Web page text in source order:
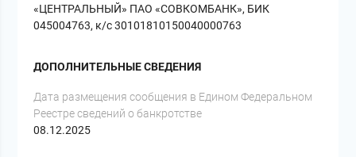
«ЦЕНТРАЛЬНЫЙ» ПАО «СОВКОМБАНК», БИК
045004763, к/с 30101810150040000763
ДОПОЛНИТЕЛЬНЫЕ СВЕДЕНИЯ
Дата размещения сообщения в Едином Федеральном
Реестре сведений о банкротстве
08.12.2025